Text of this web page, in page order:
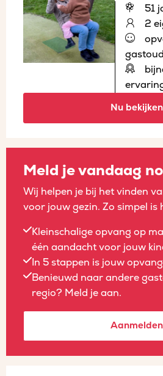
51
2
Nu bekijken
Meld je vandaag
Wij helpen je bij het vinden
voor jouw gezin. Zo simpel is
Kleinschalige opvang op
één aandacht voor jouw
In 5 stappen is jouw
Benieuwd naar andere
regio? Meld je aan.
Aanmelden